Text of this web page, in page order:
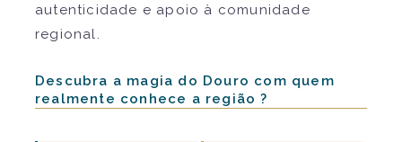
autenticidade e apoio à comunidade
regional.
Descubra a magia do Douro com quem
realmente conhece a região ?